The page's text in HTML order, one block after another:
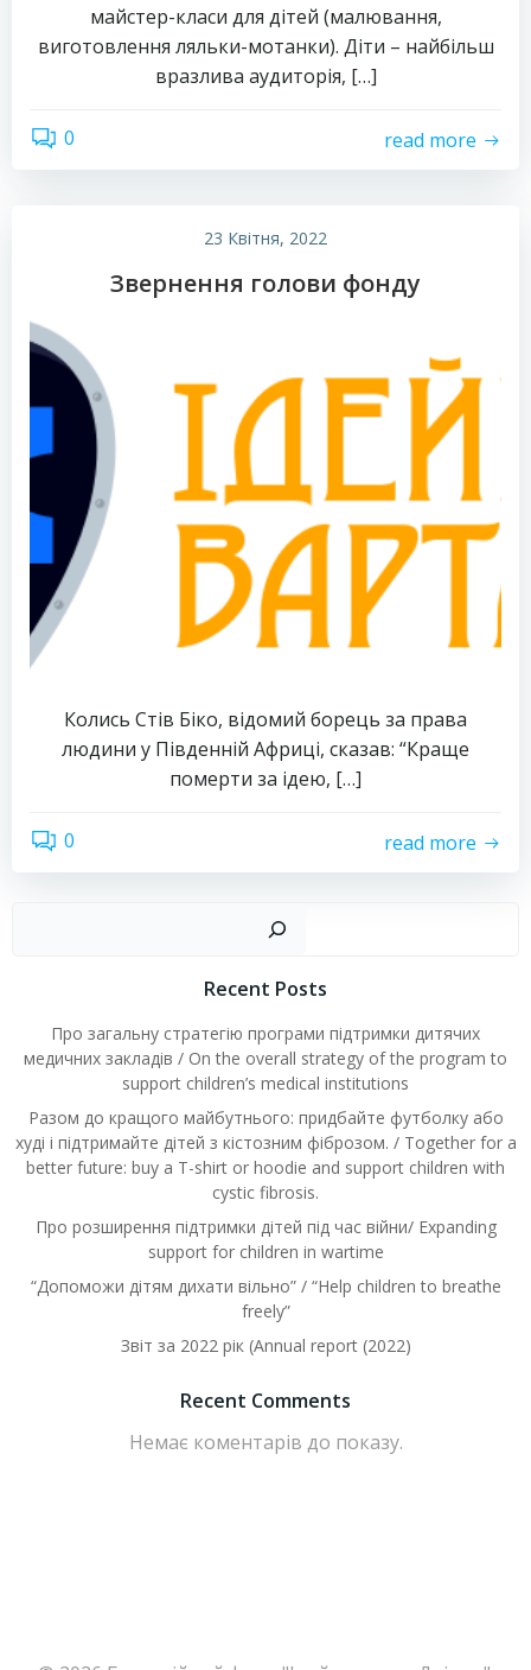
майстер-класи для дітей (малювання,
виготовлення ляльки-мотанки). Діти – найбільш
вразлива аудиторія, […]
0 read more
23 Квітня, 2022
Звернення голови фонду
Колись Стів Біко, відомий борець за права
людини у Південній Африці, сказав: “Краще
померти за ідею, […]
0 read more
Recent Posts
Про загальну стратегію програми підтримки дитячих
медичних закладів / On the overall strategy of the program to
support children’s medical institutions
Разом до кращого майбутнього: придбайте футболку або
худі і підтримайте дітей з кістозним фіброзом. / Together for a
better future: buy a T-shirt or hoodie and support children with
cystic fibrosis.
Про розширення підтримки дітей під час війни/ Expanding
support for children in wartime
“Допоможи дітям дихати вільно” / “Help children to breathe
freely”
Звіт за 2022 рік (Annual report (2022)
Recent Comments
Немає коментарів до показу.